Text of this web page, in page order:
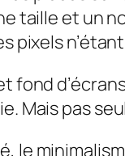
taille et un
pixels
fond
Mais pas
le